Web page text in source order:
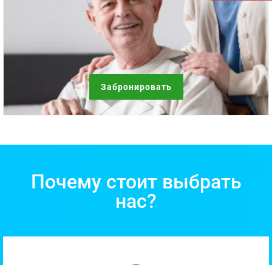
Забронировать
Почему стоит выбрать
нас?